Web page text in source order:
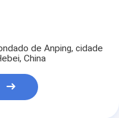
de Anping, cidade
China